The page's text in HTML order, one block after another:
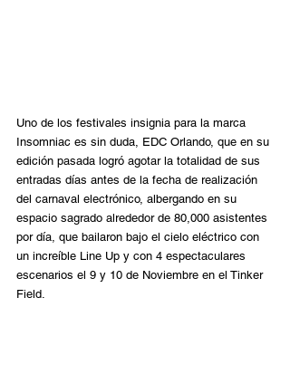
Uno de los festivales insignia para la marca
Insomniac es sin duda, EDC Orlando, que en su
edición pasada logró agotar la totalidad de sus
entradas días antes de la fecha de realización
del carnaval electrónico, albergando en su
espacio sagrado alrededor de 80,000 asistentes
por día, que bailaron bajo el cielo eléctrico con
un increíble Line Up y con 4 espectaculares
escenarios el 9 y 10 de Noviembre en el Tinker
Field.